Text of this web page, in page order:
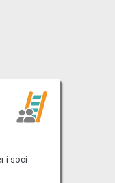
i soci